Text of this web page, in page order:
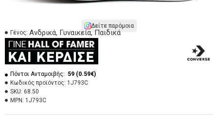
Δείτε παρόμοια
Γένος: Ανδρικά, Γυναικεία, Παιδικά
Πόντοι Ανταμοιβής: 59 (0.59€)
Κωδικός προϊόντος: 1J793C
SKU: 68.50
MPN: 1J793C